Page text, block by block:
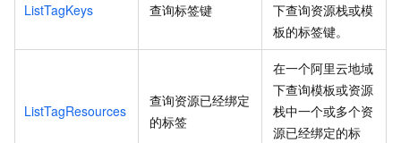
ListTagKeys 查询标签键
下查询资源栈或模
板的标签键。
ListTagResources
查询资源已经绑定
的标签
在一个阿里云地域
下查询模板或资源
栈中一个或多个资
源已经绑定的标